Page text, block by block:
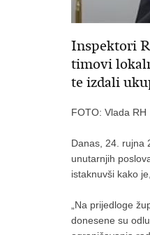
Inspektori
timovi
te izdali
FOTO: Vlada RH
Danas, 24. rujna
unutarnjih
istaknuvši kako
„Na prijedloge
donesene su